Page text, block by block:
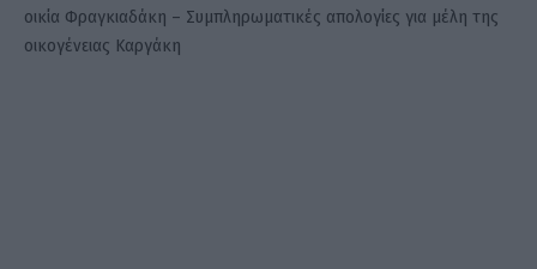
οικία Φραγκιαδάκη – Συμπληρωματικές απολογίες για μέλη της
οικογένειας Καργάκη